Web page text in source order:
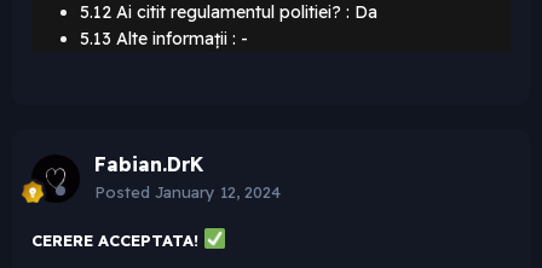
5.12 Ai citit regulamentul politiei? : Da
5.13 Alte informații : -
Fabian.DrK
Posted January 12, 2024
CERERE ACCEPTATA!